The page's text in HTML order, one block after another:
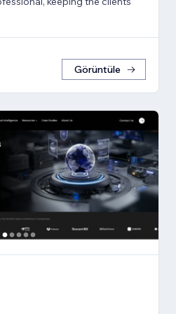
Görüntüle